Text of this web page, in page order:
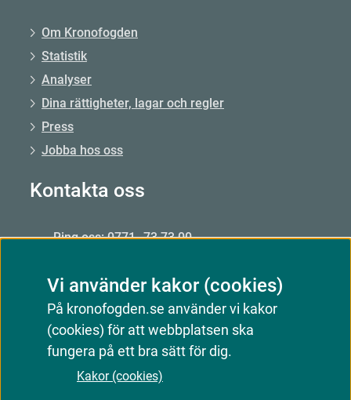
Vi använder kakor (cookies)
På kronofogden.se använder vi kakor
(cookies) för att webbplatsen ska
fungera på ett bra sätt för dig.
Kakor (cookies)
Om Kronofogden
Statistik
Analyser
Dina rättigheter, lagar och regler
Press
Jobba hos oss
Kontakta oss
Ring oss: 0771–73 73 00
Öppet: mån–fre 09.00–15.00
Mejla oss
Kontakta oss